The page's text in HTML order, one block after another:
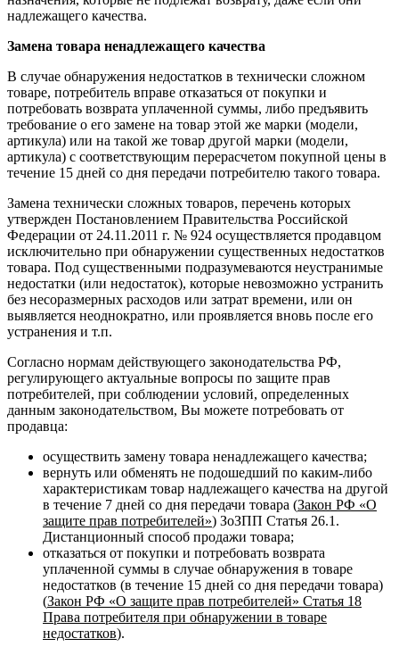
надлежащего качества.
Замена товара ненадлежащего качества
В случае обнаружения недостатков в технически сложном
товаре, потребитель вправе отказаться от покупки и
потребовать возврата уплаченной суммы, либо предъявить
требование о его замене на товар этой же марки (модели,
артикула) или на такой же товар другой марки (модели,
артикула) с соответствующим перерасчетом покупной цены в
течение 15 дней со дня передачи потребителю такого товара.
Замена технически сложных товаров, перечень которых
утвержден Постановлением Правительства Российской
Федерации от 24.11.2011 г. № 924 осуществляется продавцом
исключительно при обнаружении существенных недостатков
товара. Под существенными подразумеваются неустранимые
недостатки (или недостаток), которые невозможно устранить
без несоразмерных расходов или затрат времени, или он
выявляется неоднократно, или проявляется вновь после его
устранения и т.п.
Согласно нормам действующего законодательства РФ,
регулирующего актуальные вопросы по защите прав
потребителей, при соблюдении условий, определенных
данным законодательством, Вы можете потребовать от
продавца:
осуществить замену товара ненадлежащего качества;
вернуть или обменять не подошедший по каким-либо
характеристикам товар надлежащего качества на другой
в течение 7 дней со дня передачи товара (Закон РФ «О
защите прав потребителей») ЗоЗПП Статья 26.1.
Дистанционный способ продажи товара;
отказаться от покупки и потребовать возврата
уплаченной суммы в случае обнаружения в товаре
недостатков (в течение 15 дней со дня передачи товара)
(Закон РФ «О защите прав потребителей» Статья 18
Права потребителя при обнаружении в товаре
недостатков).